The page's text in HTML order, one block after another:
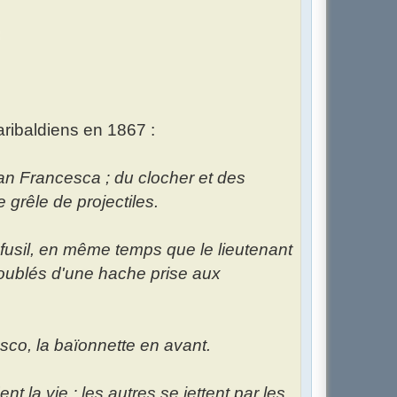
en 1867 :
Francesca ; du clocher et des
grêle de projectiles.
en même temps que le lieutenant
d'une hache prise aux
la baïonnette en avant.
la vie ; les autres se jettent par les